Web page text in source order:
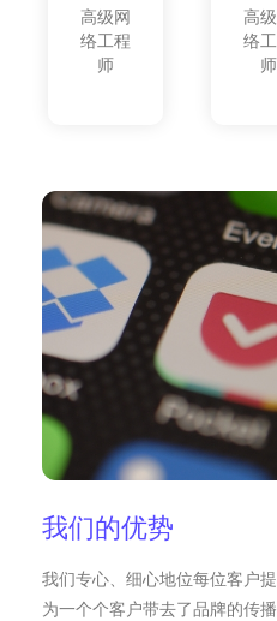
高级网
络工程
师
高
络
师
我们的优势
我们专心、细心地位每位客户
为一个个客户带去了品牌的传